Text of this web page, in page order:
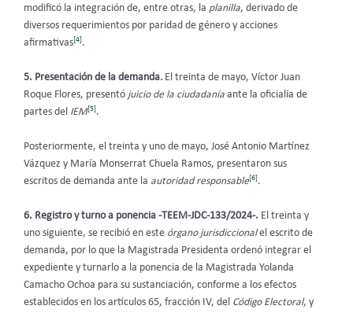
modificó la integración de, entre otras, la planilla, derivado de
diversos requerimientos por paridad de género y acciones
afirmativas[4].
5. Presentación de la demanda.El treinta de mayo, Víctor Juan
Roque Flores, presentó juicio de la ciudadanía ante la oficialía de
partes del IEM[5].
Posteriormente, el treinta y uno de mayo, José Antonio Martínez
Vázquez y María Monserrat Chuela Ramos, presentaron sus
escritos de demanda ante la autoridad responsable[6].
6. Registro y turno a ponencia -TEEM-JDC-133/2024-. El treinta y
uno siguiente, se recibió en este órgano jurisdiccionalel escrito de
demanda, por lo que la Magistrada Presidenta ordenó integrar el
expediente y turnarlo a la ponencia de la Magistrada Yolanda
Camacho Ochoa para su sustanciación, conforme a los efectos
establecidos en los artículos 65, fracción IV, del Código Electoral, y